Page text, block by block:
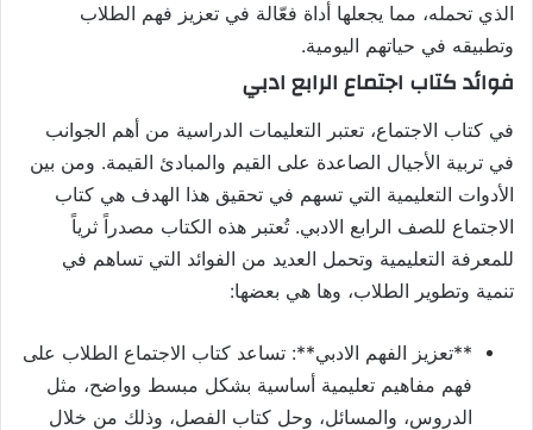
الذي تحمله، مما يجعلها أداة فعّالة في تعزيز فهم الطلاب
وتطبيقه في حياتهم اليومية.
فوائد كتاب اجتماع الرابع ادبي
في كتاب الاجتماع، تعتبر التعليمات الدراسية من أهم الجوانب
في تربية الأجيال الصاعدة على القيم والمبادئ القيمة. ومن بين
الأدوات التعليمية التي تسهم في تحقيق هذا الهدف هي كتاب
الاجتماع للصف الرابع الادبي. تُعتبر هذه الكتاب مصدراً ثرياً
للمعرفة التعليمية وتحمل العديد من الفوائد التي تساهم في
تنمية وتطوير الطلاب، وها هي بعضها:
**تعزيز الفهم الادبي**: تساعد كتاب الاجتماع الطلاب على
فهم مفاهيم تعليمية أساسية بشكل مبسط وواضح، مثل
الدروس، والمسائل، وحل كتاب الفصل، وذلك من خلال